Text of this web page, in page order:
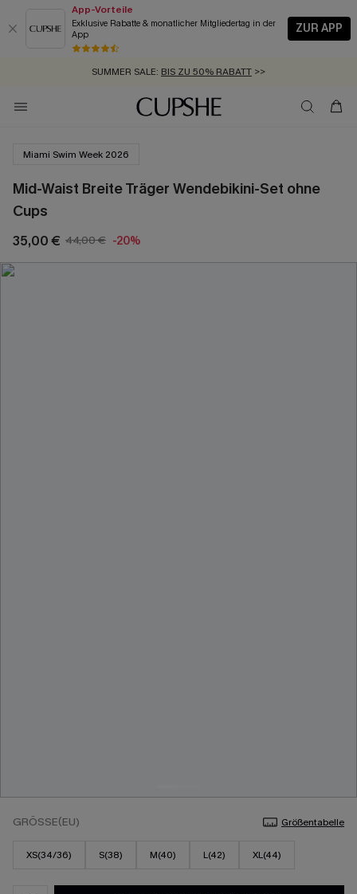
App-Vorteile
Exklusive Rabatte & monatlicher Mitgliedertag in der
App
ZUR APP
GRATIS MASSBAND MIT JEDEM SCHNELLVERSAND-ARTIKEL >>
SUMMER SALE: BIS ZU 50% RABATT >>
ZUM NEWSLETTER:BIS ZU -20% EXTRA ERHALTEN
KOSTENLOSER VERSAND AB 89 €
Miami Swim Week 2026
Mid-Waist Breite Träger Wendebikini-Set ohne
Cups
35,00 € 44,00 € -20%
GRÖSSE(EU) Größentabelle
XS(34/36) S(38) M(40) L(42) XL(44)